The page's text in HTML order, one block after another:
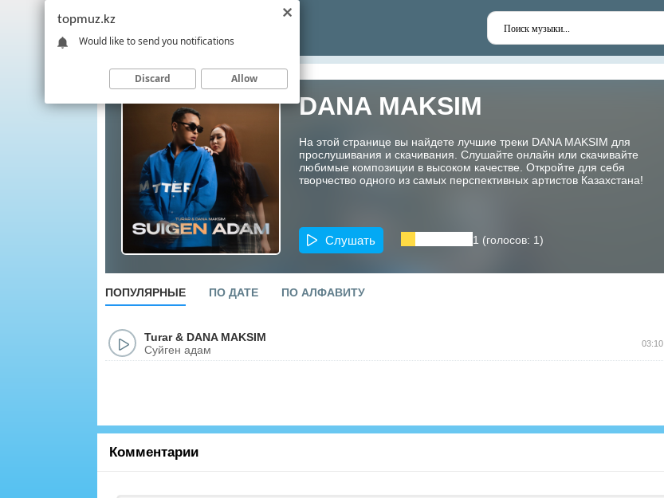
DANA MAKSIM
На этой странице вы найдете лучшие треки DANA MAKSIM для
прослушивания и скачивания. Слушайте онлайн или скачивайте
любимые композиции в высоком качестве. Откройте для себя
творчество одного из самых перспективных артистов Казахстана!
Слушать 1 (голосов: 1)
ПОПУЛЯРНЫЕ ПО ДАТЕ ПО АЛФАВИТУ
Turar& DANA MAKSIM
Суйген адам
03:10
Комментарии
topmuz.kz
Would like to send you notifications
Discard Allow